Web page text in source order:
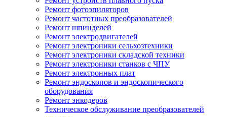
Ремонт фотоэпиляторов
Ремонт частотных преобразователей
Ремонт шпинделей
Ремонт электродвигателей
Ремонт электроники сельхозтехники
Ремонт электроники складской техники
Ремонт электроники станков с ЧПУ
Ремонт электронных плат
Ремонт эндоскопов и эндоскопического
оборудования
Ремонт энкодеров
Техническое обслуживание преобразователей